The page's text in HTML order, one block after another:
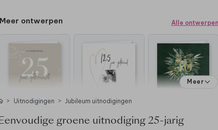
Meer ontwerpen Alle ontwerpen
Meer
Uitnodigingen Jubileum uitnodigingen
groene uitnodiging 25-jarig